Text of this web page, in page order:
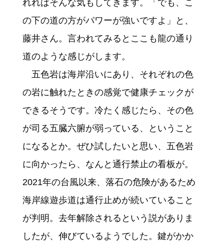
れればそんな気もしてきます。「でも、こ
の下の道の方がパワーが強いですよ」と、
藤井さん。言われてみるとここも龍の通り
道のような感じがします。
五色岩は海岸沿いにあり、それぞれの色
の岩に触れたときの感覚で健康チェックが
できるそうです。冷たく感じたら、その色
が司る五臓六腑が弱っている、ということ
になるとか。ぜひ試したいと思い、五色岩
に向かったら、なんと通行禁止の看板が。
2021年の台風以来、落石の危険があるため
海岸線遊歩道は通行止めが続いていること
が判明。去年解除されるという説がありま
したが、伸びているようでした。鍵がかか